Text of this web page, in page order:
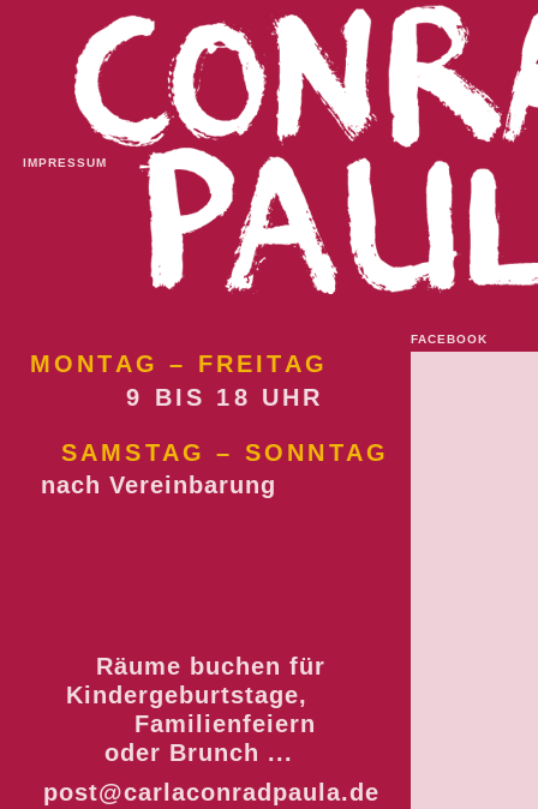
MONTAG – FREITAG
9 BIS 18 UHR
SAMSTAG – SONNTAG
nach Vereinbarung
oder Brunch ...
Familienfeiern
post@carlaconradpaula.de
IMPRESSUM
FACEBOOK
Kindergeburtstage,
Räume buchen für